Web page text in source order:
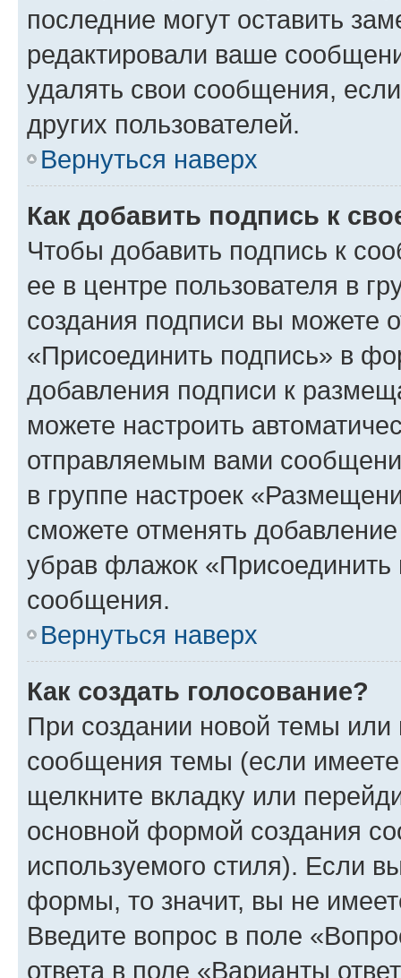
последние могут оставить
редактировали ваше
удалять свои сообщения,
других пользователей.
Вернуться наверх
Как добавить подпись к
Чтобы добавить подпись к
ее в центре пользователя в
создания подписи вы можете
«Присоединить подпись» в
добавления подписи к
можете настроить
отправляемым вами
в группе настроек
сможете отменять
убрав флажок
сообщения.
Вернуться наверх
Как создать голосование?
При создании новой темы или
сообщения темы (если
щелкните вкладку или
основной формой создания
используемого стиля). Если
формы, то значит, вы не
Введите вопрос в поле
ответа в поле «Варианты